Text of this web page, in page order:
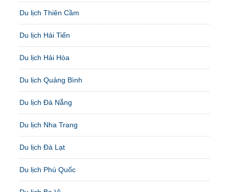
Du lịch Thiên Cầm
Du lịch Hải Tiến
Du lịch Hải Hòa
Du lịch Quảng Bình
Du lịch Đà Nẵng
Du lịch Nha Trang
Du lịch Đà Lạt
Du lịch Phú Quốc